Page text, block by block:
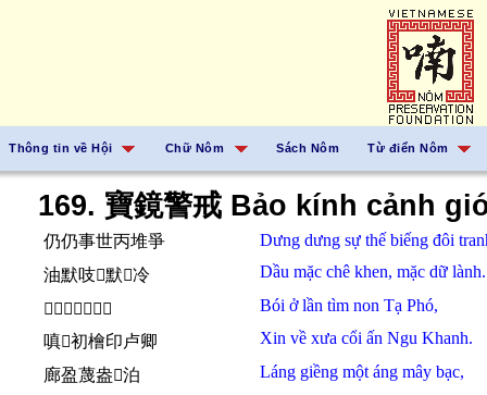
Thông tin về Hội Chữ Nôm Sách Nôm Từ điển Nôm
169. 寶鏡警戒 Bảo kính cảnh
仍仍事世丙堆爭 Dưng dưng sự thế biếng đôi
油默吱𠸦默𭁈冷
Dầu mặc chê khen, mặc dữ lành.
𧴤於吝尋𡽫謝傅
Bói ởlần tìm non Tạ Phó,
嗔𧗱初檜印卢卿
Xin về xưa cổi ấn Ngu Khanh.
廊盈蔑盎𩄲泊
Láng giềng một áng mây bạc,